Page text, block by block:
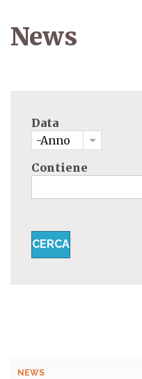
News
Data
-Anno
Contiene
NEWS